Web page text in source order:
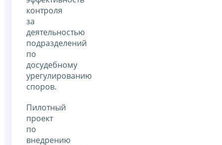
контроля
за
деятельностью
подразделений
по
досудебному
урегулированию
споров.
Пилотный
проект
по
внедрению